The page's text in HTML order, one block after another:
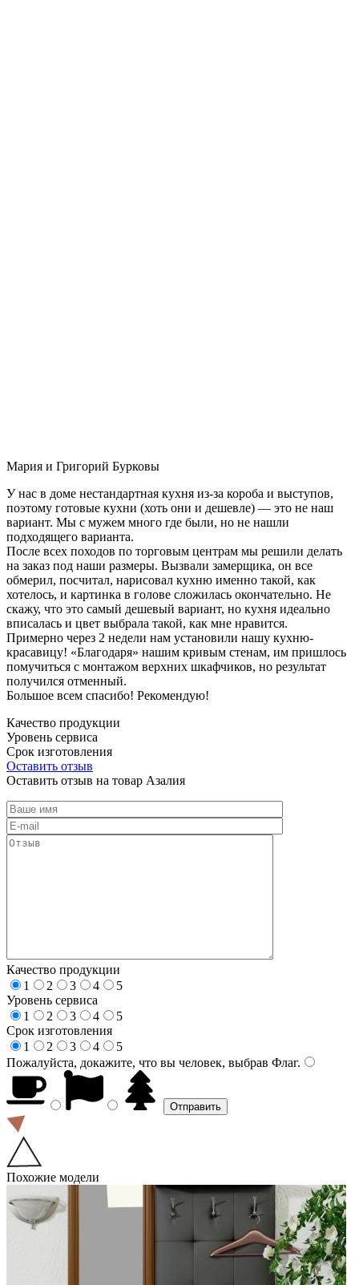
Мария и Григорий Бурковы
У нас в доме нестандартная кухня из-за короба и выступов,
поэтому готовые кухни (хоть они и дешевле) — это не наш
вариант. Мы с мужем много где были, но не нашли
подходящего варианта.
После всех походов по торговым центрам мы решили делать
на заказ под наши размеры. Вызвали замерщика, он все
обмерил, посчитал, нарисовал кухню именно такой, как
хотелось, и картинка в голове сложилась окончательно. Не
скажу, что это самый дешевый вариант, но кухня идеально
вписалась и цвет выбрала такой, как мне нравится.
Примерно через 2 недели нам установили нашу кухню-
красавицу! «Благодаря» нашим кривым стенам, им пришлось
помучиться с монтажом верхних шкафчиков, но результат
получился отменный.
Большое всем спасибо! Рекомендую!
Качество продукции
Уровень сервиса
Срок изготовления
Оставить отзыв
Оставить отзыв на товар Азалия
Качество продукции
1
2 3 4
5
Уровень сервиса
1
2 3 4
5
Срок изготовления
1
2 3 4
5
Пожалуйста, докажите, что вы человек, выбрав Флаг.
Похожие модели